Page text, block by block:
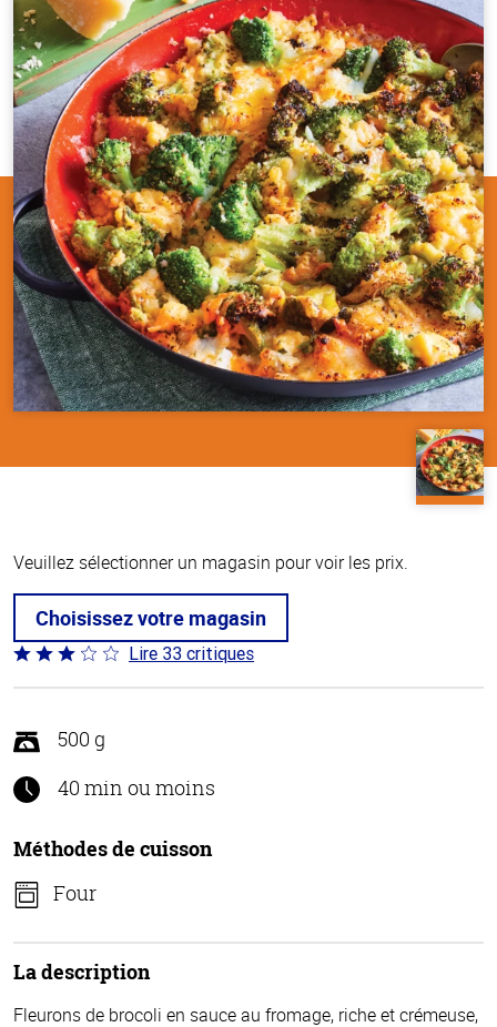
Veuillez sélectionner un magasin pour voir les prix.
Choisissez votre magasin
Coté
3.1 sur
Lire 33 critiques
500 g
40 min ou moins
Méthodes de cuisson
Four
La description
Fleurons de brocoli en sauce au fromage, riche et crémeuse,